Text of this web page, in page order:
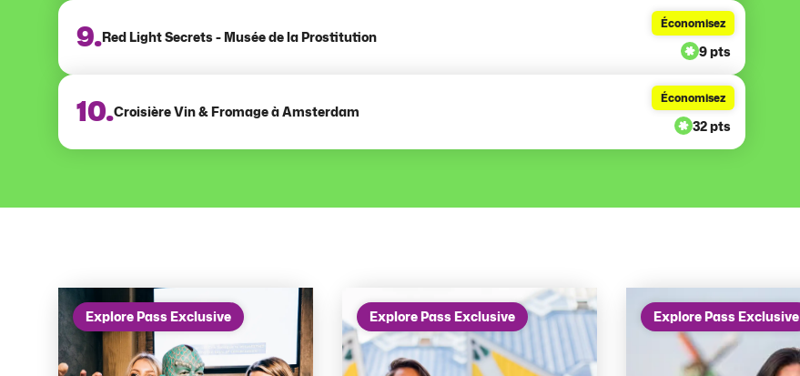
Économisez
9.Red Light Secrets - Musée de la Prostitution
9 pts
Économisez
10.Croisière Vin & Fromage à Amsterdam
32 pts
Explore Pass Exclusive Explore Pass Exclusive Explore Pass Exclusive